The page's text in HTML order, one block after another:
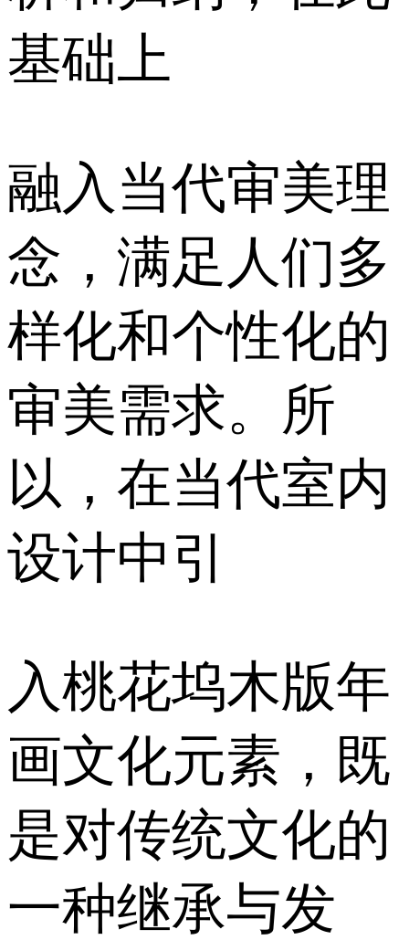
基础上
融入当代审美理
念，满足人们多
样化和个性化的
审美需求。所
以，在当代室内
设计中引
入桃花坞木版年
画文化元素，既
是对传统文化的
一种继承与发